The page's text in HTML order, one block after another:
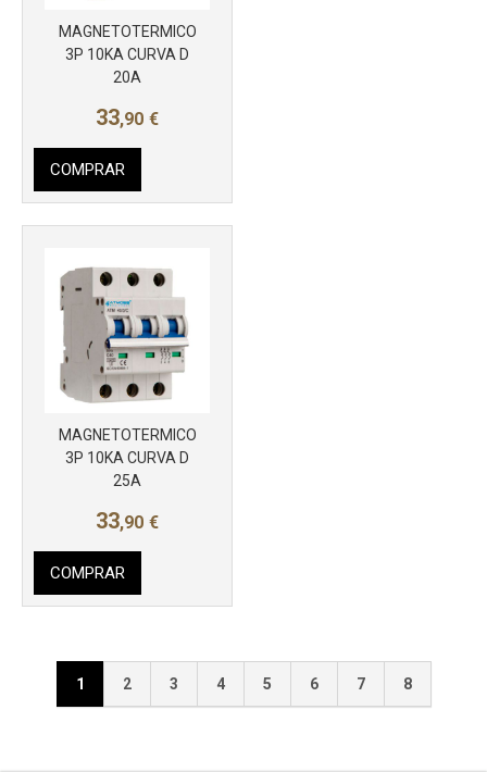
MAGNETOTERMICO
3P 10KA CURVA D
20A
33,90 €
COMPRAR
MAGNETOTERMICO
3P 10KA CURVA D
25A
33,90 €
COMPRAR
1 2 3 4 5 6 7 8